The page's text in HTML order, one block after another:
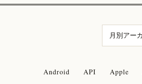
Android API Apple